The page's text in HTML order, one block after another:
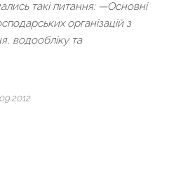
такі питання: —Основні
організацій з
водообліку та